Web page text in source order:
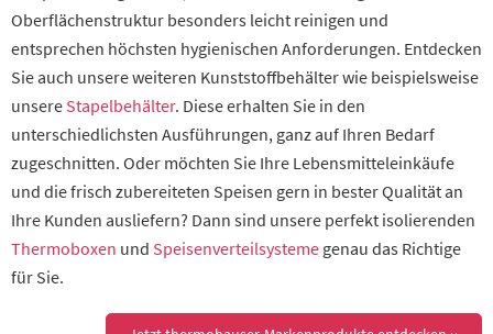
Oberflächenstruktur besonders leicht reinigen und
entsprechen höchsten hygienischen Anforderungen. Entdecken
Sie auch unsere weiteren Kunststoffbehälter wie beispielsweise
unsere Stapelbehälter. Diese erhalten Sie in den
unterschiedlichsten Ausführungen, ganz auf Ihren Bedarf
zugeschnitten. Oder möchten Sie Ihre Lebensmitteleinkäufe
und die frisch zubereiteten Speisen gern in bester Qualität an
Ihre Kunden ausliefern? Dann sind unsere perfekt isolierenden
Thermoboxen und Speisenverteilsysteme genau das Richtige
für Sie.